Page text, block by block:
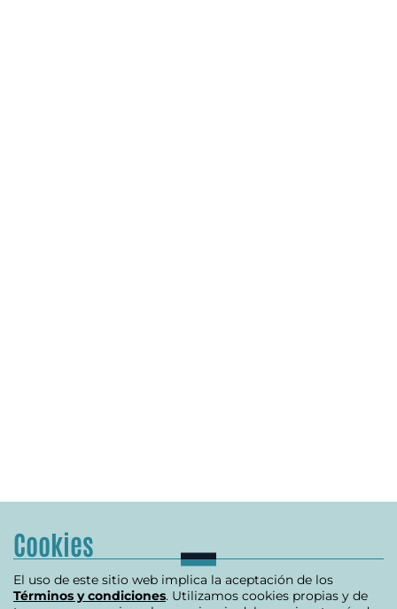
Cookies
El uso de este sitio web implica la aceptación de los
Términos y condiciones. Utilizamos cookies propias y de